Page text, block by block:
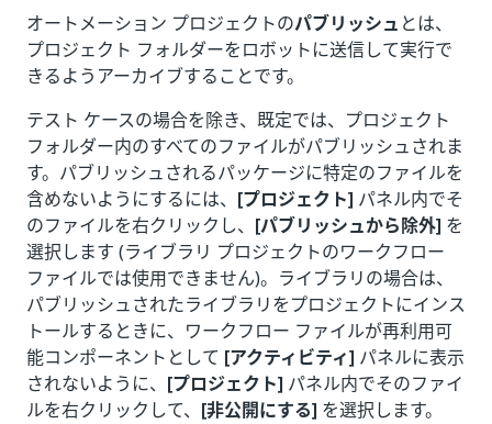
オートメーション プロジェクトのパブリッシュ とは、
プロジェクト フォルダーをロボットに送信して実行で
きるようアーカイブすることです。
テスト ケースの場合を除き、既定では、プロジェクト
フォルダー内のすべてのファイルがパブリッシュされま
す。パブリッシュされるパッケージに特定のファイルを
含めないようにするには、 [プロジェクト] パネル内でそ
のファイルを右クリックし、 [パブリッシュから除外] を
選択します (ライブラリ プロジェクトのワークフロー
ファイルでは使用できません)。ライブラリの場合は、
パブリッシュされたライブラリをプロジェクトにインス
トールするときに、ワークフロー ファイルが再利用可
能コンポーネントとして [アクティビティ] パネルに表示
されないように、 [プロジェクト] パネル内でそのファイ
ルを右クリックして、 [非公開にする] を選択します。